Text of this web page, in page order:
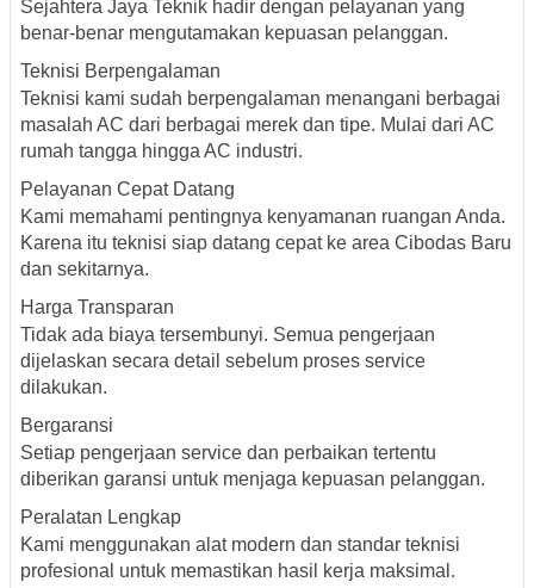
Sejahtera Jaya Teknik hadir dengan pelayanan yang
benar-benar mengutamakan kepuasan pelanggan.
Teknisi Berpengalaman
Teknisi kami sudah berpengalaman menangani berbagai
masalah AC dari berbagai merek dan tipe. Mulai dari AC
rumah tangga hingga AC industri.
Pelayanan Cepat Datang
Kami memahami pentingnya kenyamanan ruangan Anda.
Karena itu teknisi siap datang cepat ke area Cibodas Baru
dan sekitarnya.
Harga Transparan
Tidak ada biaya tersembunyi. Semua pengerjaan
dijelaskan secara detail sebelum proses service
dilakukan.
Bergaransi
Setiap pengerjaan service dan perbaikan tertentu
diberikan garansi untuk menjaga kepuasan pelanggan.
Peralatan Lengkap
Kami menggunakan alat modern dan standar teknisi
profesional untuk memastikan hasil kerja maksimal.